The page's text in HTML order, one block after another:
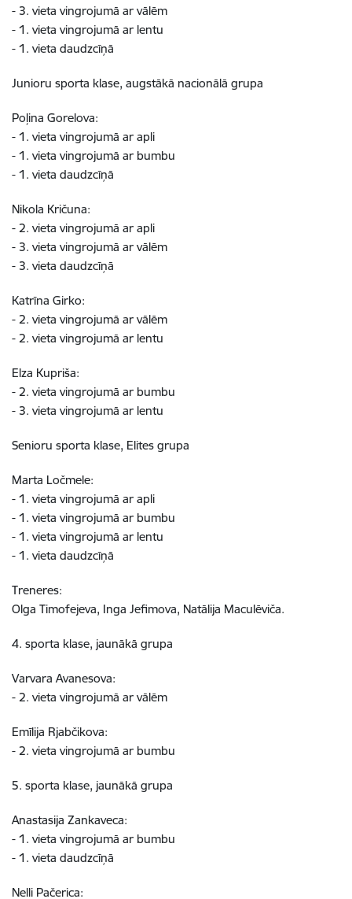
- 3. vieta vingrojumā ar vālēm
- 1. vieta vingrojumā ar lentu
- 1. vieta daudzcīņā
Junioru sporta klase, augstākā nacionālā grupa
Poļina Gorelova:
- 1. vieta vingrojumā ar apli
- 1. vieta vingrojumā ar bumbu
- 1. vieta daudzcīņā
Nikola Kričuna:
- 2. vieta vingrojumā ar apli
- 3. vieta vingrojumā ar vālēm
- 3. vieta daudzcīņā
Katrīna Girko:
- 2. vieta vingrojumā ar vālēm
- 2. vieta vingrojumā ar lentu
Elza Kupriša:
- 2. vieta vingrojumā ar bumbu
- 3. vieta vingrojumā ar lentu
Senioru sporta klase, Elites grupa
Marta Ločmele:
- 1. vieta vingrojumā ar apli
- 1. vieta vingrojumā ar bumbu
- 1. vieta vingrojumā ar lentu
- 1. vieta daudzcīņā
Treneres:
Olga Timofejeva, Inga Jefimova, Natālija Maculēviča.
4. sporta klase, jaunākā grupa
Varvara Avanesova:
- 2. vieta vingrojumā ar vālēm
Emīlija Rjabčikova:
- 2. vieta vingrojumā ar bumbu
5. sporta klase, jaunākā grupa
Anastasija Zankaveca:
- 1. vieta vingrojumā ar bumbu
- 1. vieta daudzcīņā
Nelli Pačerica: